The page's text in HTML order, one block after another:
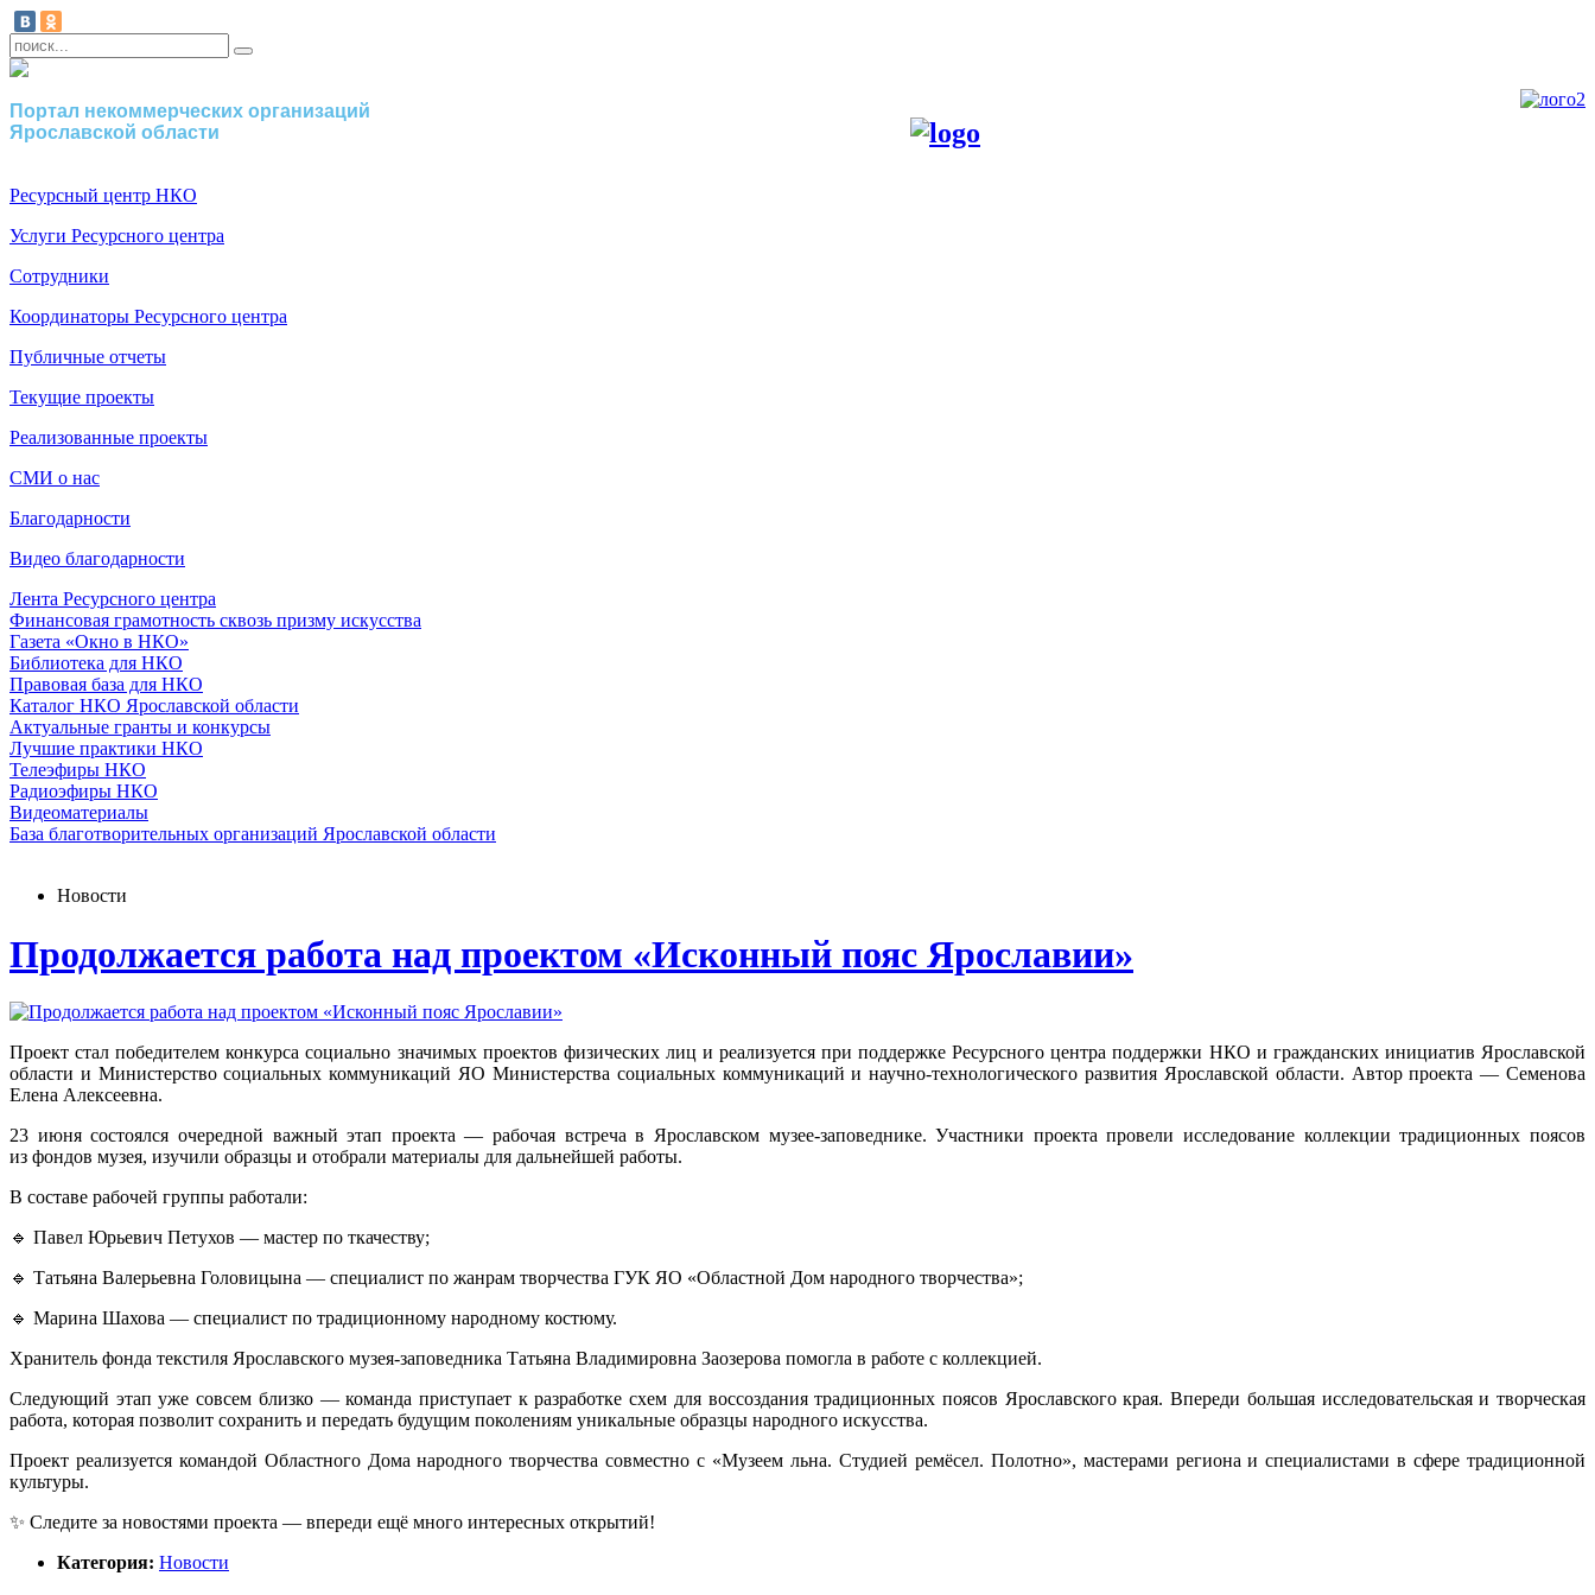
Портал некоммерческих организаций
Ярославской области
Ресурсный центр НКО
Услуги Ресурсного центра
Сотрудники
Координаторы Ресурсного центра
Публичные отчеты
Текущие проекты
Реализованные проекты
СМИ о нас
Благодарности
Видео благодарности
Лента Ресурсного центра
Финансовая грамотность сквозь призму искусства
Газета «Окно в НКО»
Библиотека для НКО
Правовая база для НКО
Каталог НКО Ярославской области
Актуальные гранты и конкурсы
Лучшие практики НКО
Телеэфиры НКО
Радиоэфиры НКО
Видеоматериалы
База благотворительных организаций Ярославской области
Новости
Продолжается работа над проектом «Исконный пояс Ярославии»
Проект стал победителем конкурса социально значимых проектов физических лиц и реализуется при поддержке Ресурсного центра поддержки НКО и гражданских инициатив Ярославской
области и Министерство социальных коммуникаций ЯО Министерства социальных коммуникаций и научно-технологического развития Ярославской области. Автор проекта — Семенова
Елена Алексеевна.
23 июня состоялся очередной важный этап проекта — рабочая встреча в Ярославском музее-заповеднике. Участники проекта провели исследование коллекции традиционных поясов
из фондов музея, изучили образцы и отобрали материалы для дальнейшей работы.
В составе рабочей группы работали:
🔹 Павел Юрьевич Петухов — мастер по ткачеству;
🔹 Татьяна Валерьевна Головицына — специалист по жанрам творчества ГУК ЯО «Областной Дом народного творчества»;
🔹 Марина Шахова — специалист по традиционному народному костюму.
Хранитель фонда текстиля Ярославского музея-заповедника Татьяна Владимировна Заозерова помогла в работе с коллекцией.
Следующий этап уже совсем близко — команда приступает к разработке схем для воссоздания традиционных поясов Ярославского края. Впереди большая исследовательская и творческая
работа, которая позволит сохранить и передать будущим поколениям уникальные образцы народного искусства.
Проект реализуется командой Областного Дома народного творчества совместно с «Музеем льна. Студией ремёсел. Полотно», мастерами региона и специалистами в сфере традиционной
культуры.
✨ Следите за новостями проекта — впереди ещё много интересных открытий!
Категория: Новости